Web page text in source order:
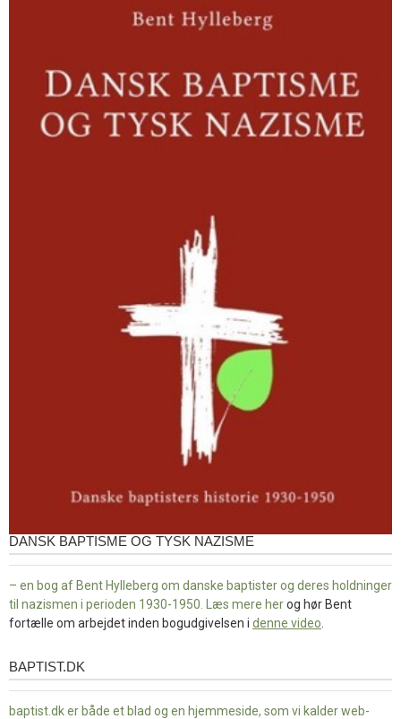
DANSK BAPTISME OG TYSK NAZISME
– en bog af Bent Hylleberg om danske baptister og deres holdninger
til nazismen i perioden 1930-1950. Læs mere herog hør Bent
fortælle om arbejdet inden bogudgivelsen i denne video
baptist.dk
BAPTIST.DK
baptist.dk er både et blad og en hjemmeside, som vi kalder web-